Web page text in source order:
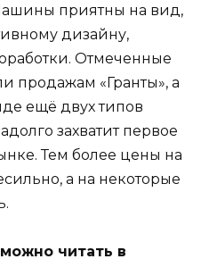
приятны на вид,
дизайну,
Отмеченные
продажам «Гранты», а
ещё двух типов
захватит первое
Тем более цены на
а на некоторые
читать в